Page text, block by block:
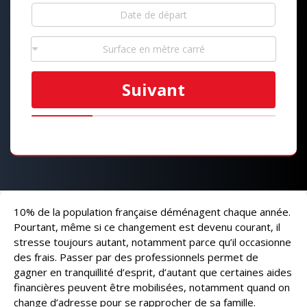
Surface en mètre carré
Suivant
10% de la population française déménagent chaque année.
Pourtant, même si ce changement est devenu courant, il
stresse toujours autant, notamment parce qu’il occasionne
des frais. Passer par des professionnels permet de
gagner en tranquillité d’esprit, d’autant que certaines aides
financières peuvent être mobilisées, notamment quand on
change d’adresse pour se rapprocher de sa famille.